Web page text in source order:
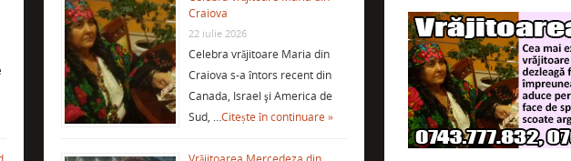
Craiova
22 iulie 2026
Celebra vrăjitoare Maria din
Craiova s-a întors recent din
Canada, Israel şi America de
Sud, …Citește în continuare »